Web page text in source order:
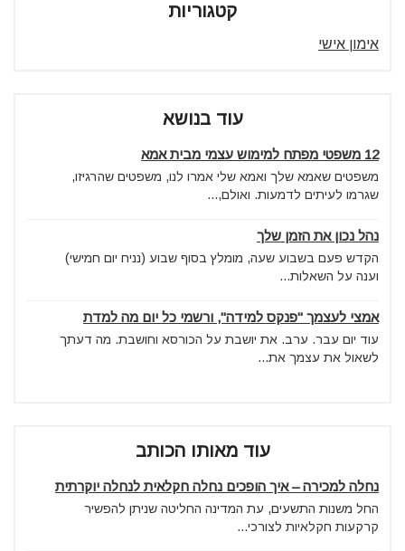
קטגוריות
אימון אישי
עוד בנושא
12 משפטי מפתח למימוש עצמי מבית אמא
משפטים שאמא שלך ואמא שלי אמרו לנו, משפטים שהרגיזו,
שגרמו לעיתים לדמעות. ואולם,...
נהל נכון את הזמן שלך
הקדש פעם בשבוע שעה, מומלץ בסוף שבוע (נניח יום חמישי)
וענה על השאלות...
אמצי לעצמך "פנקס למידה", ורשמי כל יום מה למדת
עוד יום עבר. ערב. את יושבת על הכורסא וחושבת. מה דעתך
לשאול את עצמך את...
עוד מאותו הכותב
נחלה למכירה – איך הופכים נחלה חקלאית לנחלה יוקרתית
החל משנות התשעים, עת המדינה החליטה שניתן להפשיר
קרקעות חקלאיות לצורכי...